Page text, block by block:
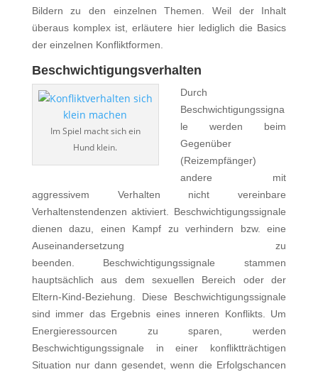
Bildern zu den einzelnen Themen. Weil der Inhalt
überaus komplex ist, erläutere hier lediglich die Basics
der einzelnen Konfliktformen.
Beschwichtigungsverhalten
Im Spiel macht sich ein
Hund klein.
Durch
Beschwichtigungssigna
le werden beim
Gegenüber
(Reizempfänger)
andere mit
aggressivem Verhalten nicht vereinbare
Verhaltenstendenzen aktiviert. Beschwichtigungssignale
dienen dazu, einen Kampf zu verhindern bzw. eine
Auseinandersetzung zu
beenden. Beschwichtigungssignale stammen
hauptsächlich aus dem sexuellen Bereich oder der
Eltern-Kind-Beziehung. Diese Beschwichtigungssignale
sind immer das Ergebnis eines inneren Konflikts. Um
Energieressourcen zu sparen, werden
Beschwichtigungssignale in einer konfliktträchtigen
Situation nur dann gesendet, wenn die Erfolgschancen